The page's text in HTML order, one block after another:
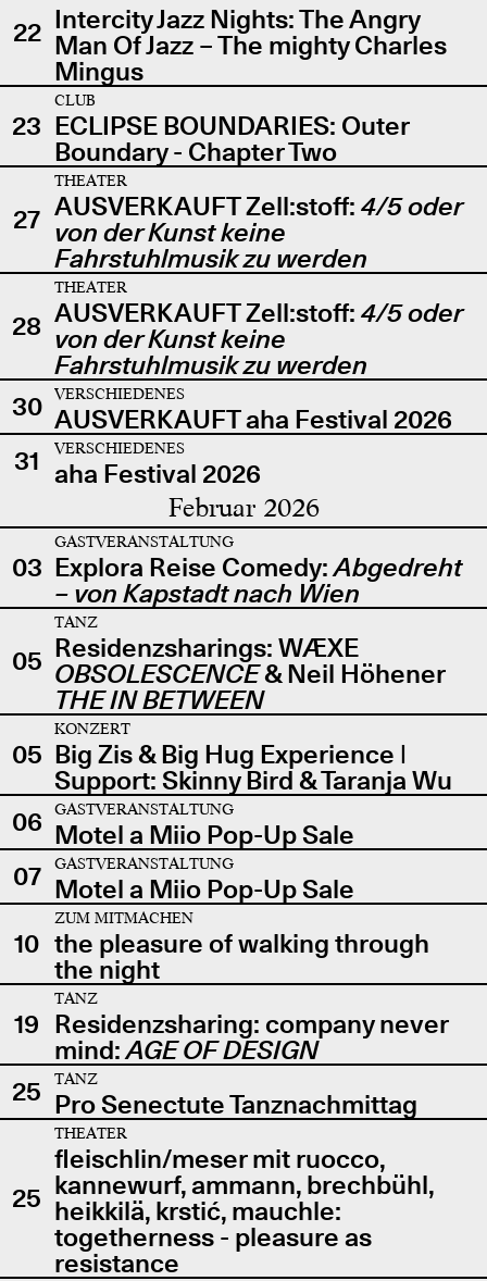
22 Intercity Jazz Nights: The Angry
Man Of Jazz – The mighty Charles
Mingus
23
CLUB
ECLIPSE BOUNDARIES: Outer
Boundary - Chapter Two
27
THEATER
AUSVERKAUFT Zell:stoff: 4/5 oder
von der Kunst keine
Fahrstuhlmusik zu werden
28
THEATER
AUSVERKAUFT Zell:stoff: 4/5 oder
von der Kunst keine
Fahrstuhlmusik zu werden
30
VERSCHIEDENES
AUSVERKAUFT aha Festival 2026
31
VERSCHIEDENES
aha Festival 2026
Februar 2026
03
GASTVERANSTALTUNG
Explora Reise Comedy:Abgedreht
– von Kapstadt nach Wien
05
TANZ
Residenzsharings: WÆXE
OBSOLESCENCE& Neil Höhener
THE IN BETWEEN
05
KONZERT
Big Zis & Big Hug Experience |
Support: Skinny Bird & Taranja Wu
06
GASTVERANSTALTUNG
Motel a Miio Pop-Up Sale
07
GASTVERANSTALTUNG
Motel a Miio Pop-Up Sale
10
ZUM MITMACHEN
the pleasure of walking through
the night
19
TANZ
Residenzsharing: company never
mind:AGE OF DESIGN
25
TANZ
Pro Senectute Tanznachmittag
25
THEATER
fleischlin/meser mit ruocco,
kannewurf, ammann, brechbühl,
heikkilä, krstić, mauchle:
togetherness - pleasure as
resistance